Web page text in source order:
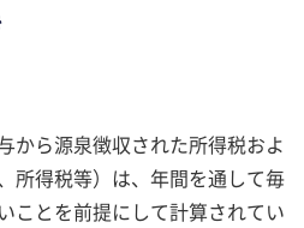
から源泉徴収された所得税およ
所得税等）は、年間を通して毎
ことを前提にして計算されてい